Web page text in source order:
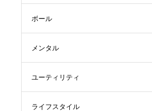
ボール
メンタル
ユーティリティ
ライフスタイル